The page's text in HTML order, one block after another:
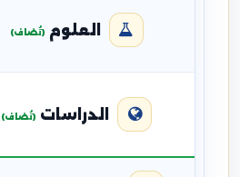
العلوم (تُضاف)
الدراسات (تُضاف)